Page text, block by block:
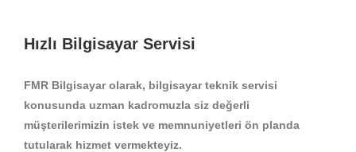
Hızlı Bilgisayar Servisi
FMR Bilgisayar olarak, bilgisayar teknik servisi
konusunda uzman kadromuzla siz değerli
müşterilerimizin istek ve memnuniyetleri ön planda
tutularak hizmet vermekteyiz.